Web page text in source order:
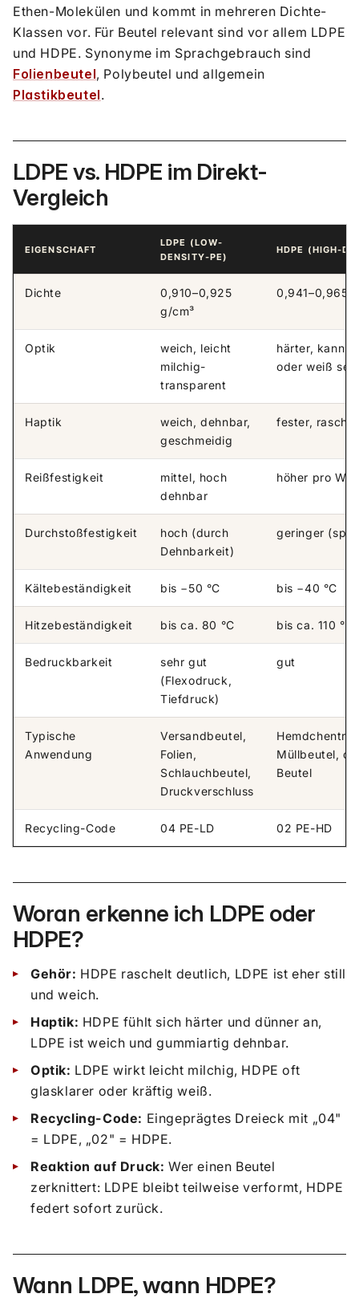
Ethen-Molekülen und kommt in mehreren Dichte-
Klassen vor. Für Beutel relevant sind vor allem LDPE
und HDPE. Synonyme im Sprachgebrauch sind
Folienbeutel, Polybeutel und allgemein
Plastikbeutel.
LDPE vs. HDPE im Direkt-
Vergleich
EIGENSCHAFT
LDPE (LOW-
DENSITY-PE)
HDPE (HIGH-
Dichte
0,910–0,925
g/cm³
0,941–0,965
Optik
weich, leicht
milchig-
transparent
härter, kann
oder weiß sein
Haptik
weich, dehnbar,
geschmeidig
fester,
Reißfestigkeit
mittel, hoch
dehnbar
höher pro
Durchstoßfestigkeit
hoch (durch
Dehnbarkeit)
geringer
Kältebeständigkeit bis −50 °C bis −40 °C
Hitzebeständigkeit bis ca. 80 °C bis ca. 110 °C
Bedruckbarkeit
sehr gut
(Flexodruck,
Tiefdruck)
gut
Typische
Anwendung
Versandbeutel,
Folien,
Schlauchbeutel,
Druckverschluss
Müllbeutel,
Beutel
Recycling-Code 04 PE-LD 02 PE-HD
Woran erkenne ich LDPE oder
HDPE?
Gehör: HDPE raschelt deutlich, LDPE ist eher still
und weich.
Haptik: HDPE fühlt sich härter und dünner an,
LDPE ist weich und gummiartig dehnbar.
Optik: LDPE wirkt leicht milchig, HDPE oft
glasklarer oder kräftig weiß.
Recycling-Code: Eingeprägtes Dreieck mit „04"
= LDPE, „02" = HDPE.
Reaktion auf Druck: Wer einen Beutel
zerknittert: LDPE bleibt teilweise verformt, HDPE
federt sofort zurück.
Wann LDPE, wann HDPE?